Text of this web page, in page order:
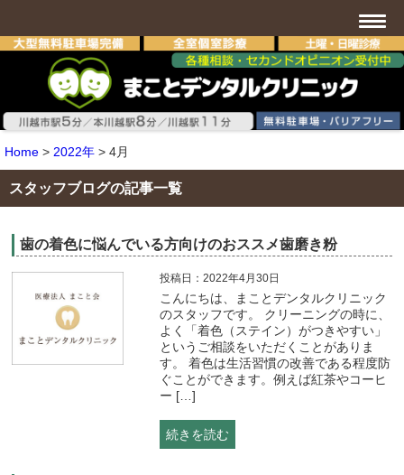
Home > 2022年 > 4月
スタッフブログの記事一覧
歯の着色に悩んでいる方向けのおススメ歯磨き粉
投稿日：2022年4月30日
こんにちは、まことデンタルクリニック
のスタッフです。 クリーニングの時に、
よく「着色（ステイン）がつきやすい」
というご相談をいただくことがありま
す。 着色は生活習慣の改善である程度防
ぐことができます。例えば紅茶やコーヒ
ー […]
続きを読む